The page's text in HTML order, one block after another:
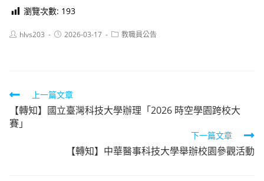
瀏覽次數: 193
Posthlvs203
Post2026-03-17
Post教職員公告
Read
more
articles
上一篇文章
【轉知】國立臺灣科技大學辦理「2026 時空學園跨校大
賽」
下一篇文章
【轉知】中華醫事科技大學舉辦校園參觀活動